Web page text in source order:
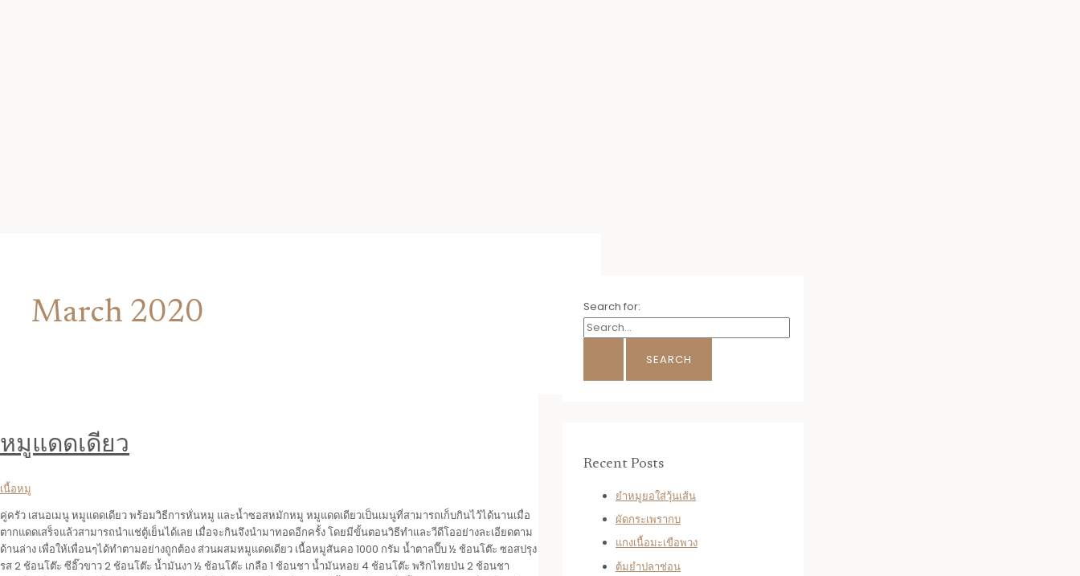
March 2020
หมูแดดเดียว
เนื้อหมู
คู่ครัว เสนอเมนู หมูแดดเดียว พร้อมวิธีการหั่นหมู และน้ำซอสหมักหมู หมูแดดเดียวเป็นเมนูที่สามารถเก็บกินไว้ได้นานเมื่อ
ตากแดดเสร็จแล้วสามารถนำแช่ตู้เย็นได้เลย เมื่อจะกินจึงนำมาทอดอีกครั้ง โดยมีขั้นตอนวิธีทำและวีดีโออย่างละเอียดตาม
ด้านล่าง เพื่อให้เพื่อนๆได้ทำตามอย่างถูกต้อง ส่วนผสมหมูแดดเดียว เนื้อหมูสันคอ 1000 กรัม น้ำตาลปี๊บ ½ ช้อนโต๊ะ ซอสปรุง
รส 2 ช้อนโต๊ะ ซีอิ๊วขาว 2 ช้อนโต๊ะ น้ำมันงา ½ ช้อนโต๊ะ เกลือ 1 ช้อนชา น้ำมันหอย 4 ช้อนโต๊ะ พริกไทยป่น 2 ช้อนชา
Search for:
Recent Posts
ยำหมูยอใส่วุ้นเส้น
ผัดกระเพรากบ
แกงเนื้อมะเขือพวง
ต้มยำปลาช่อน